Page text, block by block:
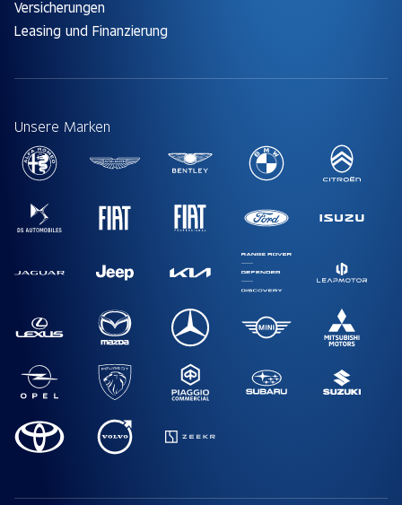
Versicherungen
Leasing und Finanzierung
Unsere Marken